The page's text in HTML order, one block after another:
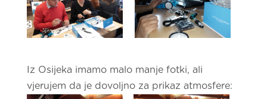
Iz Osijeka imamo malo manje fotki, ali
vjerujem da je dovoljno za prikaz atmosfere: